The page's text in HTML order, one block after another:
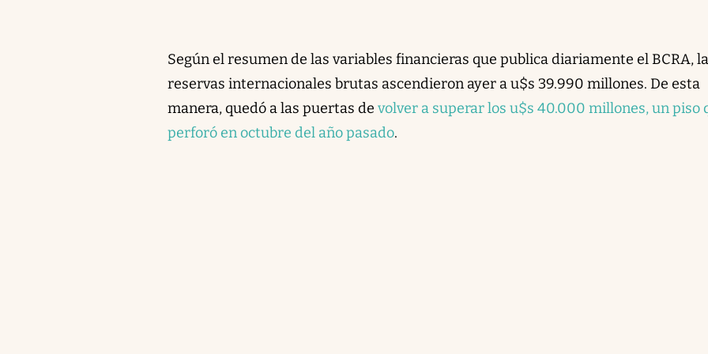
Según el resumen de las variables financieras que publica diariamente el BCRA,
reservas internacionales brutas ascendieron ayer a u$s 39.990 millones. De esta
manera, quedó a las puertas de volver a superar los u$s 40.000 millones, un piso
perforó en octubre del año pasado.